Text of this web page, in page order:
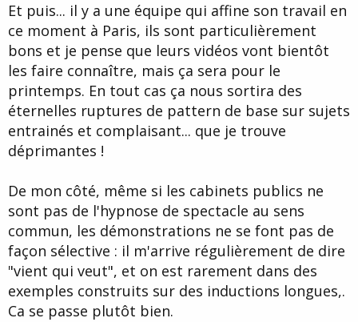
Et puis... il y a une équipe qui affine son travail en
ce moment à Paris, ils sont particulièrement
bons et je pense que leurs vidéos vont bientôt
les faire connaître, mais ça sera pour le
printemps. En tout cas ça nous sortira des
éternelles ruptures de pattern de base sur sujets
entrainés et complaisant... que je trouve
déprimantes !
De mon côté, même si les cabinets publics ne
sont pas de l'hypnose de spectacle au sens
commun, les démonstrations ne se font pas de
façon sélective : il m'arrive régulièrement de dire
"vient qui veut", et on est rarement dans des
exemples construits sur des inductions longues,.
Ca se passe plutôt bien.